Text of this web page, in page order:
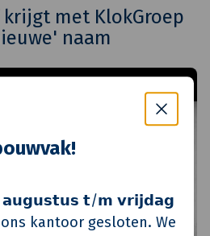
𝘁/𝗺 𝘃𝗿𝗶𝗷𝗱𝗮𝗴
kantoor gesloten. We
met KlokGroep
naam